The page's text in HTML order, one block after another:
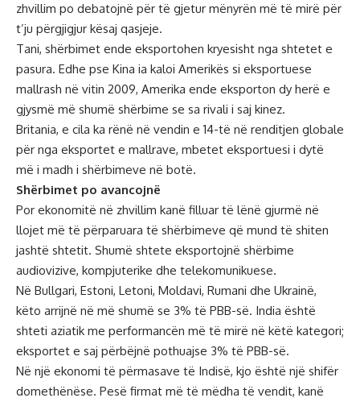
zhvillim po debatojnë për të gjetur mënyrën më të mirë për
t’ju përgjigjur kësaj qasjeje.
Tani, shërbimet ende eksportohen kryesisht nga shtetet e
pasura. Edhe pse Kina ia kaloi Amerikës si eksportuese
mallrash në vitin 2009, Amerika ende eksporton dy herë e
gjysmë më shumë shërbime se sa rivali i saj kinez.
Britania, e cila ka rënë në vendin e 14-të në renditjen globale
për nga eksportet e mallrave, mbetet eksportuesi i dytë
më i madh i shërbimeve në botë.
Shërbimet po avancojnë
Por ekonomitë në zhvillim kanë filluar të lënë gjurmë në
llojet më të përparuara të shërbimeve që mund të shiten
jashtë shtetit. Shumë shtete eksportojnë shërbime
audiovizive, kompjuterike dhe telekomunikuese.
Në Bullgari, Estoni, Letoni, Moldavi, Rumani dhe Ukrainë,
këto arrijnë në më shumë se 3% të PBB-së. India është
shteti aziatik me performancën më të mirë në këtë kategori;
eksportet e saj përbëjnë pothuajse 3% të PBB-së.
Në një ekonomi të përmasave të Indisë, kjo është një shifër
domethënëse. Pesë firmat më të mëdha të vendit, kanë